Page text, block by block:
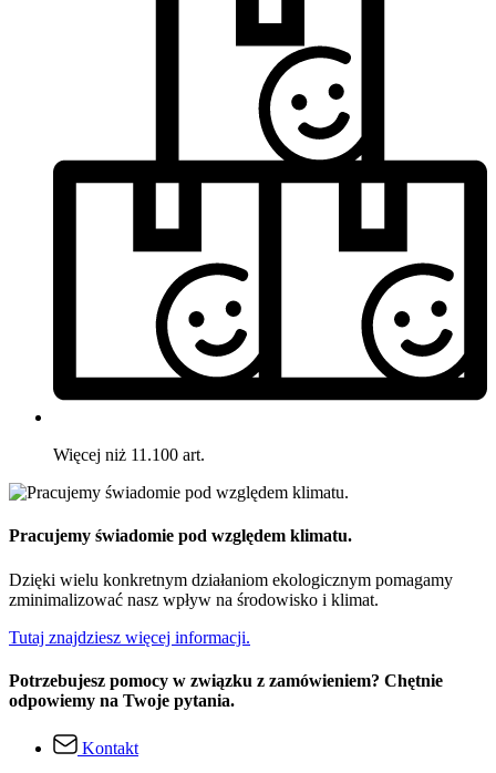
Więcej niż 11.100 art.
Pracujemy świadomie pod względem klimatu.
Dzięki wielu konkretnym działaniom ekologicznym pomagamy
zminimalizować nasz wpływ na środowisko i klimat.
Tutaj znajdziesz więcej informacji.
Potrzebujesz pomocy w związku z zamówieniem? Chętnie
odpowiemy na Twoje pytania.
Kontakt